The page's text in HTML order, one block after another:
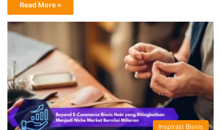
Read More »
Inspirasi Bisnis